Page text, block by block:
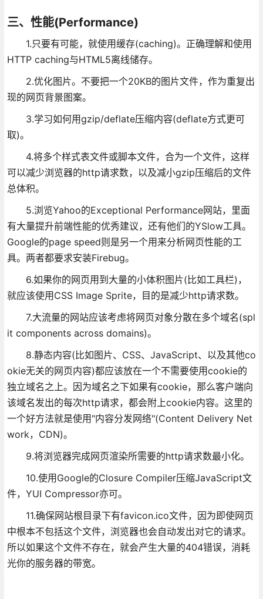
三、性能(Performance)
1.只要有可能，就使用缓存(caching)。正确理解和使用
HTTP caching与HTML5离线储存。
2.优化图片。不要把一个20KB的图片文件，作为重复出
现的网页背景图案。
3.学习如何用gzip/deflate压缩内容(deflate方式更可
取)。
4.将多个样式表文件或脚本文件，合为一个文件，这样
可以减少浏览器的http请求数，以及减小gzip压缩后的文件
总体积。
5.浏览Yahoo的Exceptional Performance网站，里面
有大量提升前端性能的优秀建议，还有他们的YSlow工具。
Google的page speed则是另一个用来分析网页性能的工
具。两者都要求安装Firebug。
6.如果你的网页用到大量的小体积图片(比如工具栏)，
就应该使用CSS Image Sprite，目的是减少http请求数。
7.大流量的网站应该考虑将网页对象分散在多个域名(spl
it components across domains)。
8.静态内容(比如图片、CSS、JavaScript、以及其他co
okie无关的网页内容)都应该放在一个不需要使用cookie的
独立域名之上。因为域名之下如果有cookie，那么客户端向
该域名发出的每次http请求，都会附上cookie内容。这里的
一个好方法就是使用"内容分发网络"(Content Delivery Net
work，CDN)。
9.将浏览器完成网页渲染所需要的http请求数最小化。
10.使用Google的Closure Compiler压缩JavaScript文
件，YUI Compressor亦可。
11.确保网站根目录下有favicon.ico文件，因为即使网页
中根本不包括这个文件，浏览器也会自动发出对它的请求。
所以如果这个文件不存在，就会产生大量的404错误，消耗
光你的服务器的带宽。